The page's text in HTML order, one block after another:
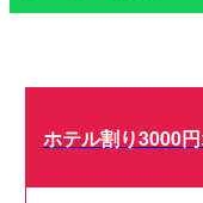
ホテル割り3000